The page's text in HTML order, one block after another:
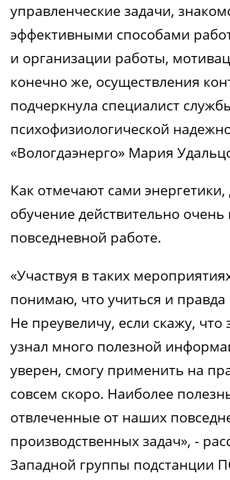
управленческие задачи,
эффективными способами
и организации работы,
конечно же, осуществления
подчеркнула специалист
психофизиологической
«Вологдаэнерго» Мария
Как отмечают сами
обучение действительно очень
повседневной работе.
«Участвуя в таких
понимаю, что учиться и правда
Не преувеличу, если скажу, что
узнал много полезной
уверен, смогу применить на
совсем скоро. Наиболее
отвлеченные от наших
производственных задач», -
Западной группы подстанции